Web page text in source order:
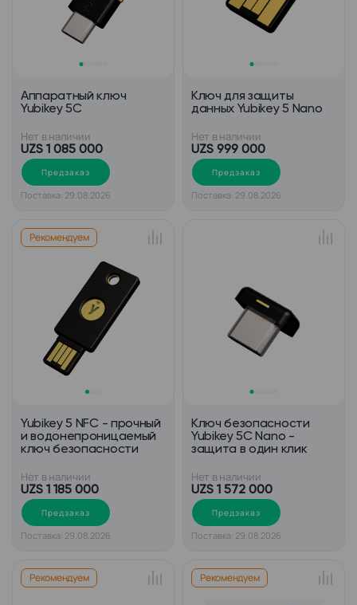
Аппаратный ключ
Yubikey 5C
Нет в наличии
UZS 1 085 000
Предзаказ
Поставка: 29.08.2026
Ключ для защиты
данных Yubikey 5 Nano
Нет в наличии
UZS 999 000
Предзаказ
Поставка: 29.08.2026
Рекомендуем
Yubikey 5 NFC - прочный
и водонепроницаемый
ключ безопасности
Нет в наличии
UZS 1 185 000
Предзаказ
Поставка: 29.08.2026
Ключ безопасности
Yubikey 5C Nano -
защита в один клик
Нет в наличии
UZS 1 572 000
Предзаказ
Поставка: 29.08.2026
Рекомендуем Рекомендуем